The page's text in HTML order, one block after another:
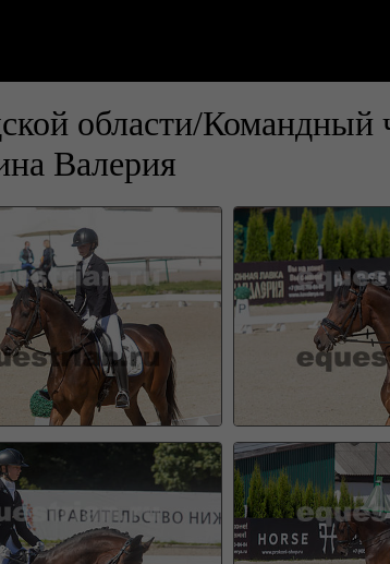
области/Командный
Валерия